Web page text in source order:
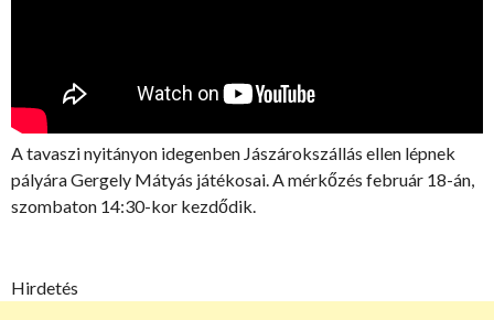
A tavaszi nyitányon idegenben Jászárokszállás ellen lépnek
pályára Gergely Mátyás játékosai. A mérkőzés február 18-án,
szombaton 14:30-kor kezdődik.
Hirdetés